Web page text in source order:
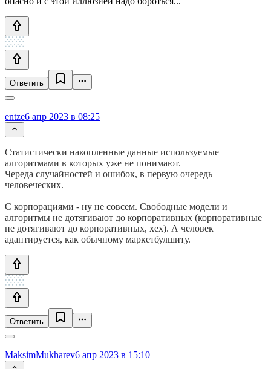
Ответить
entze6 апр 2023 в 08:25
Статистически накопленные данные используемые
алгоритмами в которых уже не понимают.
Череда случайностей и ошибок, в первую очередь
человеческих.
С корпорациями - ну не совсем. Свободные модели и
алгоритмы не дотягивают до корпоративных (корпоративные
не дотягивают до корпоративных, хех). А человек
адаптируется, как обычному маркетбулшиту.
Ответить
MaksimMukharev6 апр 2023 в 15:10